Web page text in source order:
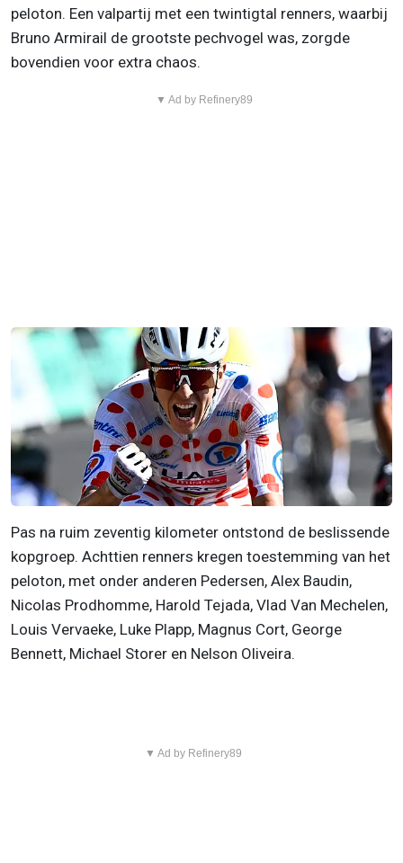
peloton. Een valpartij met een twintigtal renners, waarbij
Bruno Armirail de grootste pechvogel was, zorgde
bovendien voor extra chaos.
▼ Ad by Refinery89
Pas na ruim zeventig kilometer ontstond de beslissende
kopgroep. Achttien renners kregen toestemming van het
peloton, met onder anderen Pedersen, Alex Baudin,
Nicolas Prodhomme, Harold Tejada, Vlad Van Mechelen,
Louis Vervaeke, Luke Plapp, Magnus Cort, George
Bennett, Michael Storer en Nelson Oliveira.
▼ Ad by Refinery89